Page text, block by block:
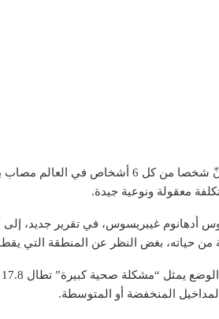
أفادت منظمة الصحة بأنّ شخصا من كل 6
معقولة ونوعية جيدة.
حياته، بغض النظر عن المنطقة التي
المنخفضة أو المتوسطة.